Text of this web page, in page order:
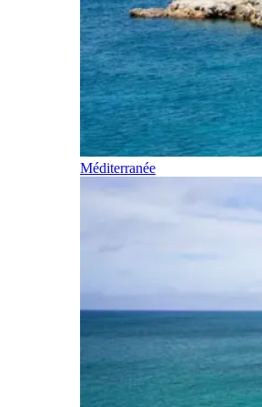
Méditerranée